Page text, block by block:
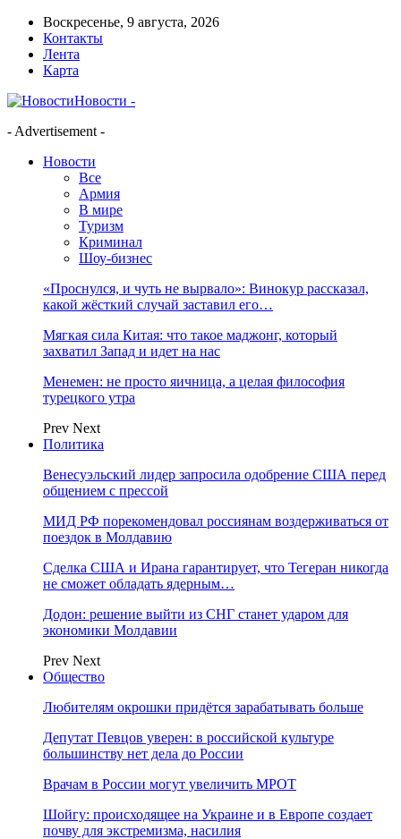
Воскресенье, 9 августа, 2026
Контакты
Лента
Карта
Новости -
- Advertisement -
Новости
Все
Армия
В мире
Туризм
Криминал
Шоу-бизнес
«Проснулся, и чуть не вырвало»: Винокур рассказал,
какой жёсткий случай заставил его…
Мягкая сила Китая: что такое маджонг, который
захватил Запад и идет на нас
Менемен: не просто яичница, а целая философия
турецкого утра
Prev Next
Политика
Венесуэльский лидер запросила одобрение США перед
общением с прессой
МИД РФ порекомендовал россиянам воздерживаться от
поездок в Молдавию
Сделка США и Ирана гарантирует, что Тегеран никогда
не сможет обладать ядерным…
Додон: решение выйти из СНГ станет ударом для
экономики Молдавии
Prev Next
Общество
Любителям окрошки придётся зарабатывать больше
Депутат Певцов уверен: в российской культуре
большинству нет дела до России
Врачам в России могут увеличить МРОТ
Шойгу: происходящее на Украине и в Европе создает
почву для экстремизма, насилия